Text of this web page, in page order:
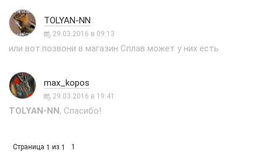
TOLYAN-NN
29.03.2016 в 09:13
или вот.позвони в магазин Сплав может у них есть
max_kopos
29.03.2016 в 19:41
TOLYAN-NN, Спасибо!
Страница 1 из 1 1